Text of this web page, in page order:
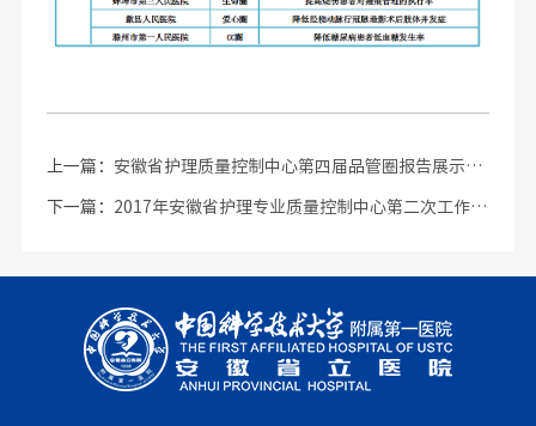
上一篇： 安徽省护理质量控制中心第四届品管圈报告展示会顺利召开
下一篇： 2017年安徽省护理专业质量控制中心第二次工作会议召开